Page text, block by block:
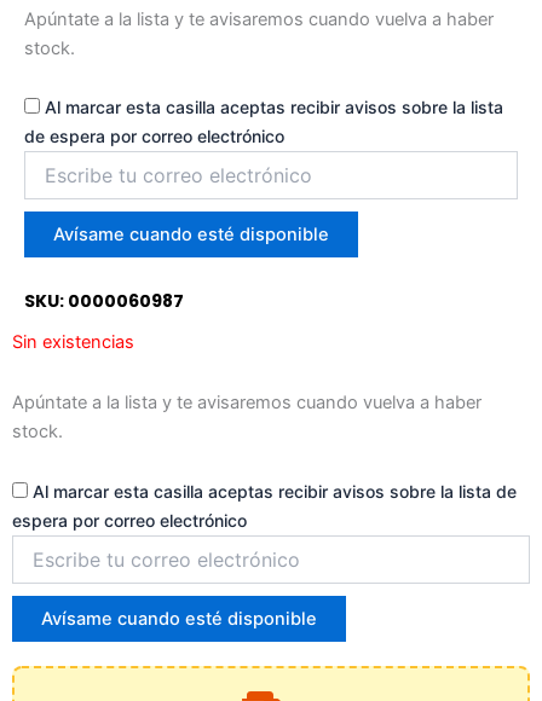
Apúntate a la lista y te avisaremos cuando vuelva a haber
stock.
Al marcar esta casilla aceptas recibir avisos sobre la lista
de espera por correo electrónico
correo
para
unirte
la
lista
Avísame cuando esté disponible
SKU: 0000060987
Sin existencias
Apúntate a la lista y te avisaremos cuando vuelva a haber
stock.
Al marcar esta casilla aceptas recibir avisos sobre la lista de
espera por correo electrónico
correo
para
unirte
a
la
Avísame cuando esté disponible